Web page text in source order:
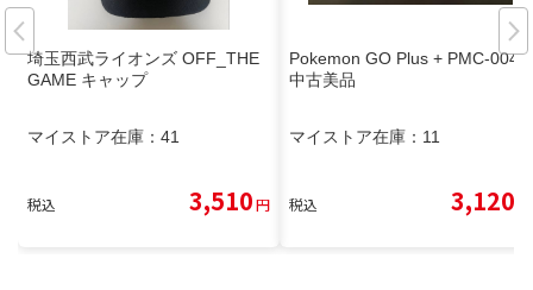
埼玉西武ライオンズ OFF_THE
GAME キャップ
マイストア在庫： 41
税込 3,510円
Pokemon GO Plus + PMC-004
中古美品
マイストア在庫： 11
税込 3,120